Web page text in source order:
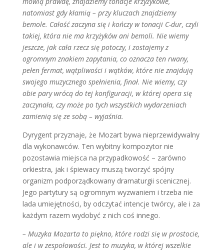
natomiast gdy kłamią – przy kluczach znajdziemy
bemole. Całość zaczyna się i kończy w tonacji C-dur, czyli
takiej, która nie ma krzyżyków ani bemoli. Nie wiemy
jeszcze, jak cała rzecz się potoczy, i zostajemy z
ogromnym znakiem zapytania, co oznacza ten rwany,
pełen fermat, wątpliwości i wątków, które nie znajdują
swojego muzycznego spełnienia, finał. Nie wiemy, czy
obie pary wrócą do tej konfiguracji, w której opera się
zaczynała, czy może po tych wszystkich wydarzeniach
zamienią się ze sobą – wyjaśnia.
Dyrygent przyznaje, że Mozart bywa nieprzewidywalny
dla wykonawców. Ten wybitny kompozytor nie
pozostawia miejsca na przypadkowość – zarówno
orkiestra, jak i śpiewacy muszą tworzyć spójny
organizm podporządkowany dramaturgii scenicznej.
Jego partytury są ogromnym wyzwaniem i trzeba nie
lada umiejętności, by odczytać intencje twórcy, ale i za
każdym razem wydobyć z nich coś innego.
– Muzyka Mozarta to piękno, które rodzi się w prostocie,
ale i w zespołowości. Jest to muzyka, w której wszelkie